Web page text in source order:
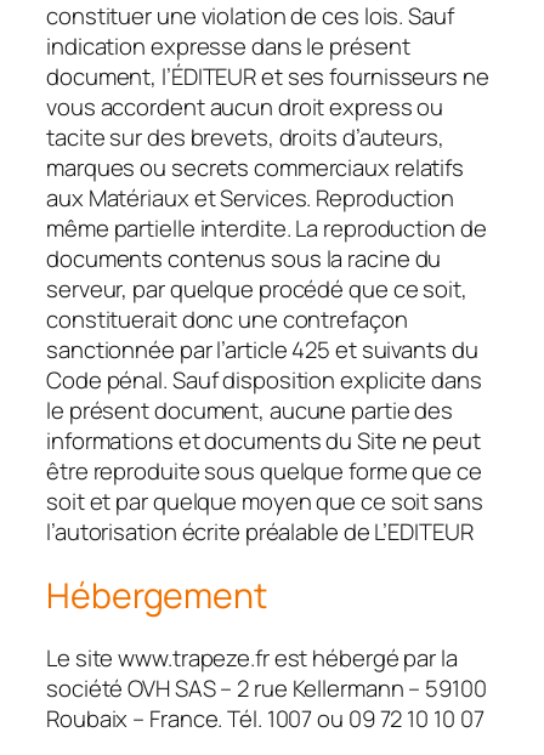
constituer une violation de ces lois. Sauf
indication expresse dans le présent
document, l’ÉDITEUR et ses fournisseurs ne
vous accordent aucun droit express ou
tacite sur des brevets, droits d’auteurs,
marques ou secrets commerciaux relatifs
aux Matériaux et Services. Reproduction
même partielle interdite. La reproduction de
documents contenus sous la racine du
serveur, par quelque procédé que ce soit,
constituerait donc une contrefaçon
sanctionnée par l’article 425 et suivants du
Code pénal. Sauf disposition explicite dans
le présent document, aucune partie des
informations et documents du Site ne peut
être reproduite sous quelque forme que ce
soit et par quelque moyen que ce soit sans
l’autorisation écrite préalable de L’EDITEUR
Hébergement
Le site www.trapeze.fr est hébergé par la
société OVH SAS – 2 rue Kellermann – 59100
Roubaix – France. Tél. 1007 ou 09 72 10 10 07